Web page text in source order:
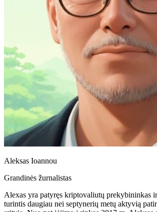
Aleksas Ioannou
Grandinės žurnalistas
Alexas yra patyręs kriptovaliutų prekybininkas
turintis daugiau nei septynerių metų aktyvią